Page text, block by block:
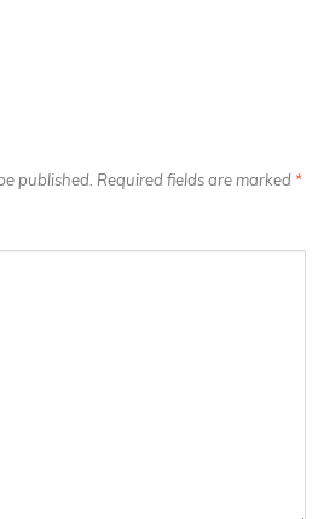
published. Required fields are marked *